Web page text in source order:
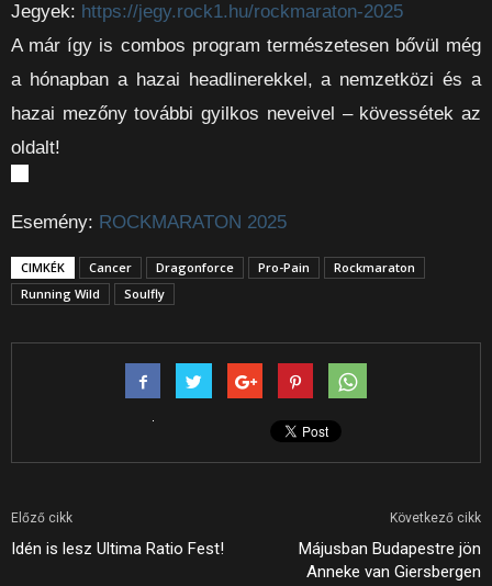
Jegyek: https://jegy.rock1.hu/rockmaraton-2025
A már így is combos program természetesen bővül még
a hónapban a hazai headlinerekkel, a nemzetközi és a
hazai mezőny további gyilkos neveivel – kövessétek az
oldalt!
Esemény: ROCKMARATON 2025
CIMKÉK Cancer Dragonforce Pro-Pain
Rockmaraton
Running Wild
Soulfly
Előző cikk
Idén is lesz Ultima Ratio Fest!
Következő cikk
Májusban Budapestre jön
Anneke van Giersbergen